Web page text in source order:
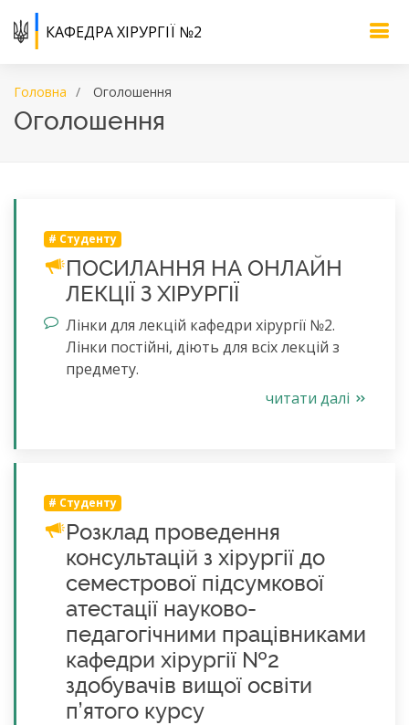
КАФЕДРА ХІРУРГІЇ №2
Головна Оголошення
Оголошення
# Студенту
ПОСИЛАННЯ НА ОНЛАЙН
ЛЕКЦІЇ З ХІРУРГІЇ
Лінки для лекцій кафедри хірургії №2.
Лінки постійні, діють для всіх лекцій з
предмету.
читати далі
# Студенту
Розклад проведення
консультацій з хірургії до
семестрової підсумкової
атестації науково-
педагогічними працівниками
кафедри хірургії №2
здобувачів вищої освіти
п’ятого курсу